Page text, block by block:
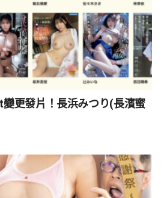
變更發片！長浜みつり(長濱蜜